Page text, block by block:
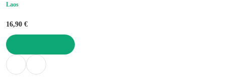
Laos
16,90 €
LISA OSTUKORVI